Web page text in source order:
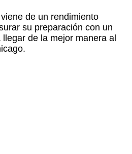
de un rendimiento
su preparación con un
de la mejor manera al